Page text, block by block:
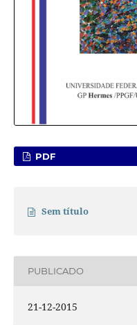
PDF
Sem título
PUBLICADO
21-12-2015